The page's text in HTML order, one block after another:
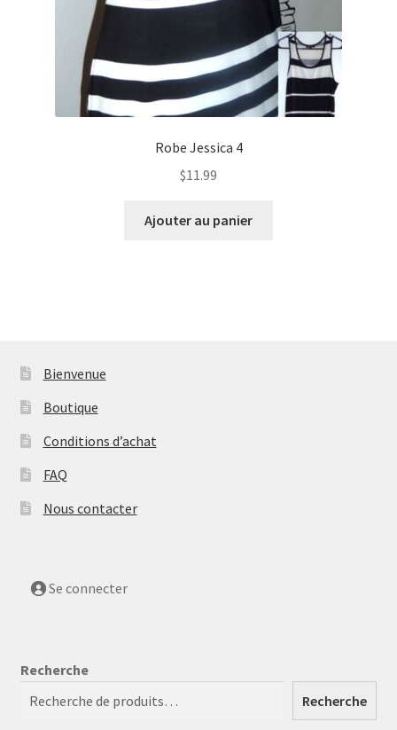
Robe Jessica 4
$11.99
Ajouter au panier
Bienvenue
Boutique
Conditions d’achat
FAQ
Nous contacter
Se connecter
Recherche
Recherche